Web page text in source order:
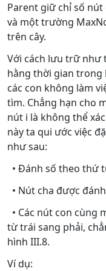
Parent giữ chỉ số
và một trường
trên cây.
Với cách lưu trữ như
hằng thời gian trong
các con không làm
tìm. Chẳng hạn cho
nút i là không thể
này ta qui ước việc
như sau:
• Đánh số theo thứ
• Nút cha được
• Các nút con cùng
từ trái sang phải,
hình III.8.
Ví dụ: